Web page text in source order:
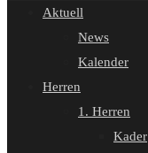
Aktuell
News
Kalender
Herren
1. Herren
Kader